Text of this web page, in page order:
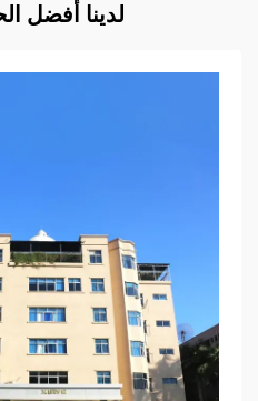
لدينا أفضل